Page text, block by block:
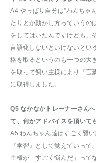
A4 やっぱり自分は”わんちゃ
たりとか動かし方っていうの
をしてはいたんですけども、
言語化しないといけないとい
格を取るというのも一つの大
を取って飼い主様により『言
に取得しました。
Q5 なかなかトレーナーさん
て、何かアドバイスを頂いて
A5 わんちゃん達はすごく賢
『学習』として覚えていっ
主様が「すごく悩んだ」って